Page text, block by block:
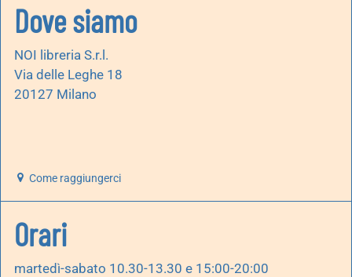
Dove siamo
NOI libreria S.r.l.
Via delle Leghe 18
20127 Milano
Come raggiungerci
Orari
martedì-sabato 10.30-13.30 e 15:00-20:00